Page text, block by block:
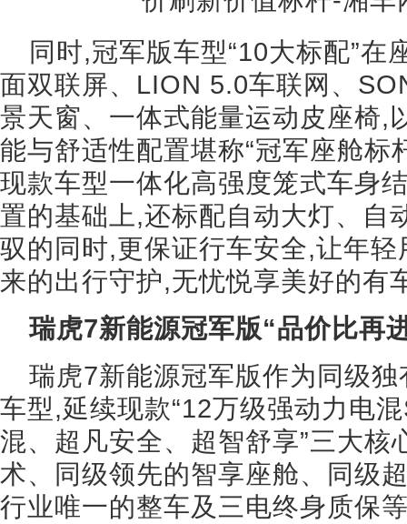
同时,冠军版车型“10大标配”
面双联屏、LION 5.0车联网、
景天窗、一体式能量运动皮座椅,
能与舒适性配置堪称“冠军座舱标
现款车型一体化高强度笼式车身
置的基础上,还标配自动大灯、自
驭的同时,更保证行车安全,让年轻
来的出行守护,无忧悦享美好的有
瑞虎7新能源冠军版“品价比再
瑞虎7新能源冠军版作为同级
车型,延续现款“12万级强动力电
混、超凡安全、超智舒享”三大核
术、同级领先的智享座舱、同级
行业唯一的整车及三电终身质保